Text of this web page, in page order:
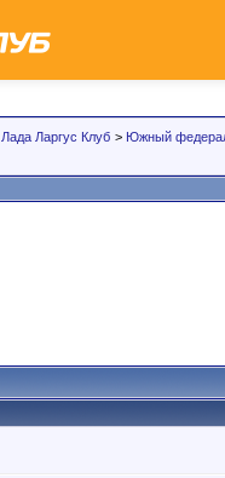
Лада Ларгус Клуб > Южный